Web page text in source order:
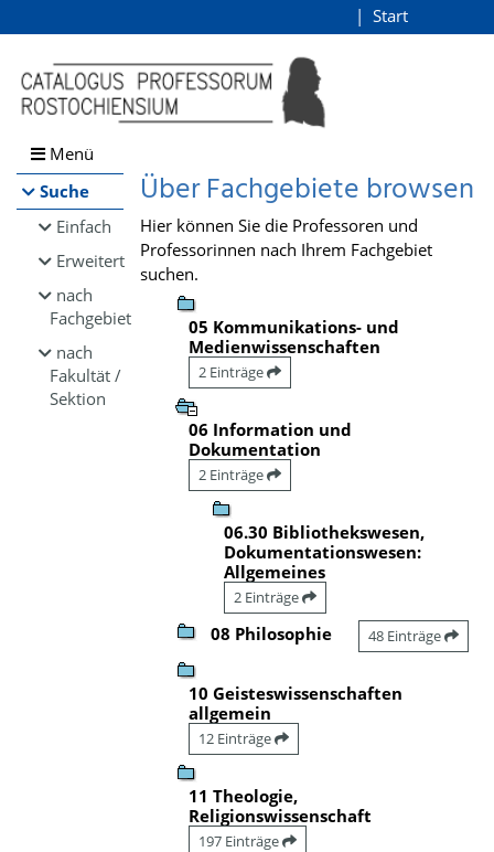
Browsen
direkt zum Inhalt
Start
Menü
Suche
Einfach
Erweitert
nach
Fachgebiet
nach
Fakultät /
Sektion
Über Fachgebiete browsen
Hier können Sie die Professoren und
Professorinnen nach Ihrem Fachgebiet
suchen.
05 Kommunikations- und
Medienwissenschaften
2 Einträge
06 Information und
Dokumentation
2 Einträge
06.30 Bibliothekswesen,
Dokumentationswesen:
Allgemeines
2 Einträge
08 Philosophie 48 Einträge
10 Geisteswissenschaften
allgemein
12 Einträge
11 Theologie,
Religionswissenschaft
197 Einträge